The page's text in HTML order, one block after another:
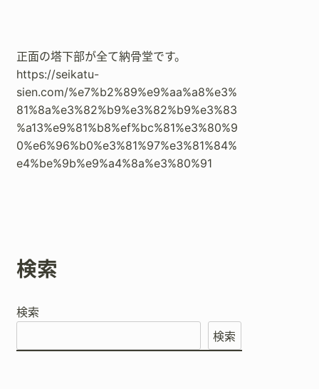
正面の塔下部が全て納骨堂です。
https://seikatu-
sien.com/%e7%b2%89%e9%aa%a8%e3%
81%8a%e3%82%b9%e3%82%b9%e3%83
%a13%e9%81%b8%ef%bc%81%e3%80%9
0%e6%96%b0%e3%81%97%e3%81%84%
e4%be%9b%e9%a4%8a%e3%80%91
検索
検索
検索